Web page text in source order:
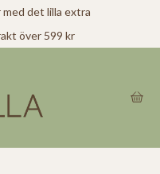
det lilla extra
över 599 kr